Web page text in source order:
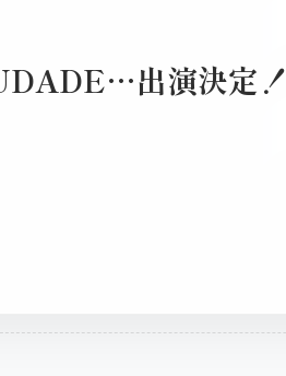
出演決定！